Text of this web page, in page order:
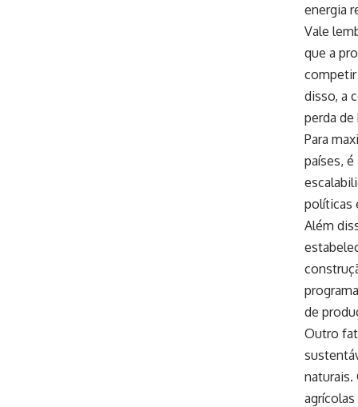
energia
Vale
que a
disso, a
perda
Para
países,
políticas
Além
de
Outro
naturais.